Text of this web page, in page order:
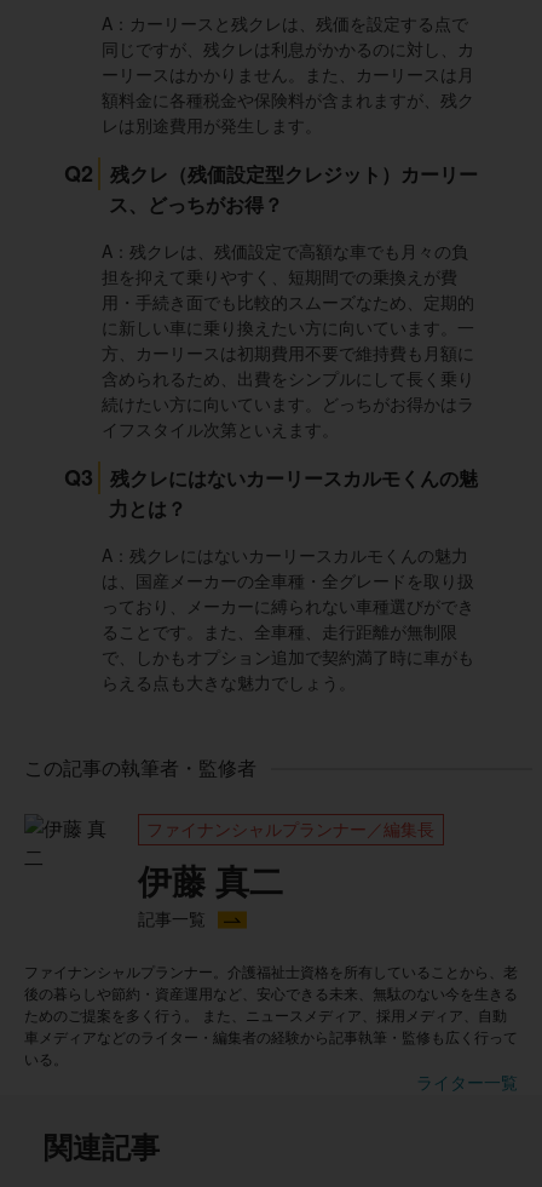
A：カーリースと残クレは、残価を設定する点で
同じですが、残クレは利息がかかるのに対し、カ
ーリースはかかりません。また、カーリースは月
額料金に各種税金や保険料が含まれますが、残ク
レは別途費用が発生します。
Q2
残クレ（残価設定型クレジット）カーリー
ス、どっちがお得？
A：残クレは、残価設定で高額な車でも月々の負
担を抑えて乗りやすく、短期間での乗換えが費
用・手続き面でも比較的スムーズなため、定期的
に新しい車に乗り換えたい方に向いています。一
方、カーリースは初期費用不要で維持費も月額に
含められるため、出費をシンプルにして長く乗り
続けたい方に向いています。どっちがお得かはラ
イフスタイル次第といえます。
Q3
残クレにはないカーリースカルモくんの魅
力とは？
A：残クレにはないカーリースカルモくんの魅力
は、国産メーカーの全車種・全グレードを取り扱
っており、メーカーに縛られない車種選びができ
ることです。また、全車種、走行距離が無制限
で、しかもオプション追加で契約満了時に車がも
らえる点も大きな魅力でしょう。
この記事の執筆者・監修者
ファイナンシャルプランナー／編集長
伊藤 真二
記事一覧
ファイナンシャルプランナー。介護福祉士資格を所有していることから、老
後の暮らしや節約・資産運用など、安心できる未来、無駄のない今を生きる
ためのご提案を多く行う。 また、ニュースメディア、採用メディア、自動
車メディアなどのライター・編集者の経験から記事執筆・監修も広く行って
いる。
ライター一覧
関連記事